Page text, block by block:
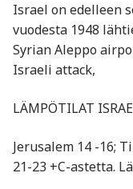
Israel on edelleen
vuodesta 1948
Syrian Aleppo
Israeli attack,
LÄMPÖTILAT
Jerusalem 14 -16;
21-23 +C-astetta.